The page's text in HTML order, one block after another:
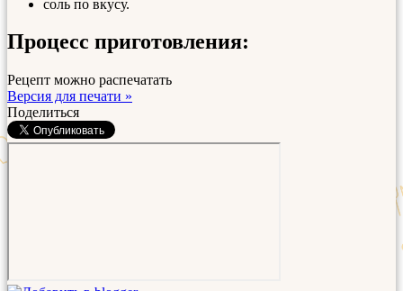
соль по вкусу.
Процесс приготовления:
Рецепт можно распечатать
Версия для печати »
Поделиться